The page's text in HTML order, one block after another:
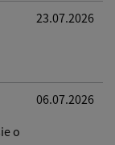
23.07.2026
o
06.07.2026